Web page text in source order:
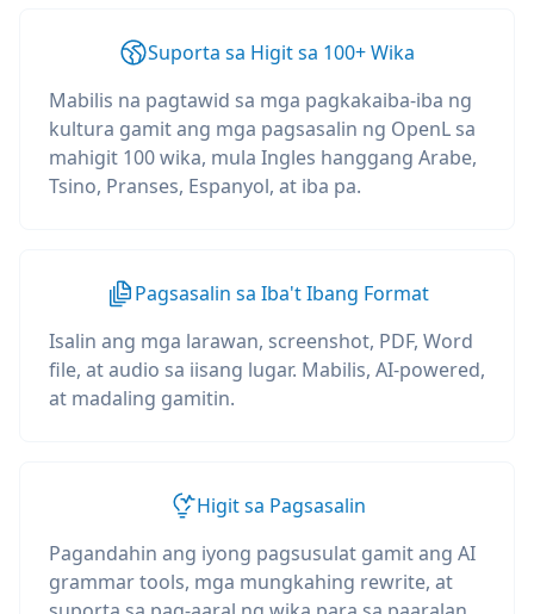
Suporta sa Higit sa 100+ Wika
Mabilis na pagtawid sa mga pagkakaiba-iba ng
kultura gamit ang mga pagsasalin ng OpenL sa
mahigit 100 wika, mula Ingles hanggang Arabe,
Tsino, Pranses, Espanyol, at iba pa.
Pagsasalin sa Iba't Ibang Format
Isalin ang mga larawan, screenshot, PDF, Word
file, at audio sa iisang lugar. Mabilis, AI-powered,
at madaling gamitin.
Higit sa Pagsasalin
Pagandahin ang iyong pagsusulat gamit ang AI
grammar tools, mga mungkahing rewrite, at